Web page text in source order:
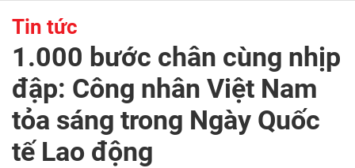
Tin tức
1.000 bước chân cùng nhịp
đập: Công nhân Việt Nam
tỏa sáng trong Ngày Quốc
tế Lao động